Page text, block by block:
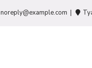
noreply@example.com